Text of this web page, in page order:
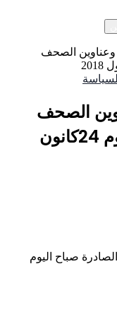
الصحف
سياسة
الصحف
الصادرة في بيروت صباح اليوم 24كانون
صباح اليوم